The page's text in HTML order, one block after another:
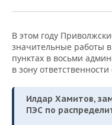
БИЗНЕС-БРАНЧИ
ONLINE-
ОТКРЫТАЯ ЛЕКЦИЯ
ФУТБОЛ
ХОККЕЙ
БАСКЕТБОЛ
НОВОСТИ
ВЛАСТЬ
ИНФРАСТРУКТУРА
ФОТОГАЛЕРЕЯ
СЮЖЕТЫ
СПРАВОЧНИК
ПОЛНАЯ ВЕРСИЯ
В этом году
значительные работы
пунктах в восьми
в зону
Илдар Хамитов,
ПЭС по